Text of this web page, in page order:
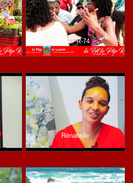
LFLPR-74
Rénabelle